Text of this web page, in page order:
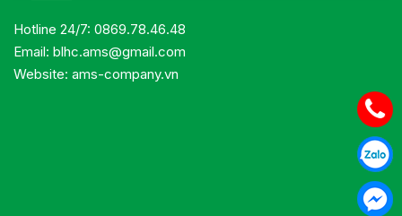
Hotline 24/7: 0869.78.46.48
Email: blhc.ams@gmail.com
Website: ams-company.vn